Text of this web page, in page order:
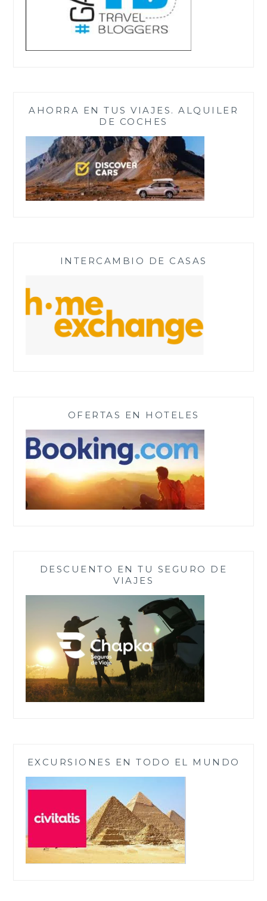
AHORRA EN TUS VIAJES. ALQUILER
DE COCHES
INTERCAMBIO DE CASAS
OFERTAS EN HOTELES
DESCUENTO EN TU SEGURO DE
VIAJES
EXCURSIONES EN TODO EL MUNDO